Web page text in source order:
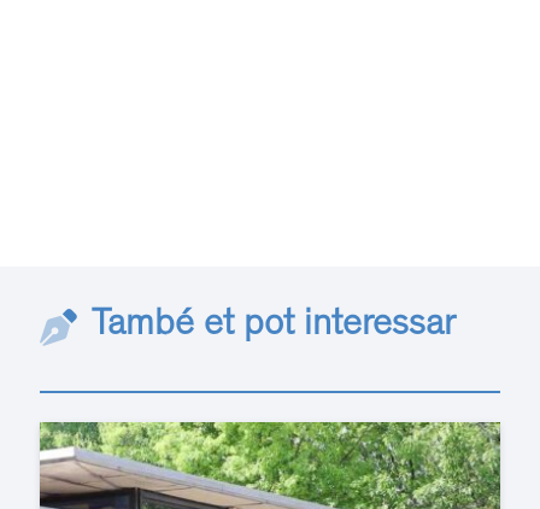
També et pot interessar